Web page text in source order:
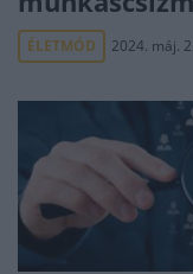
ÉLETMÓD 2024. máj. 2.